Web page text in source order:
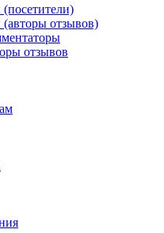
отзывов)
отзывов